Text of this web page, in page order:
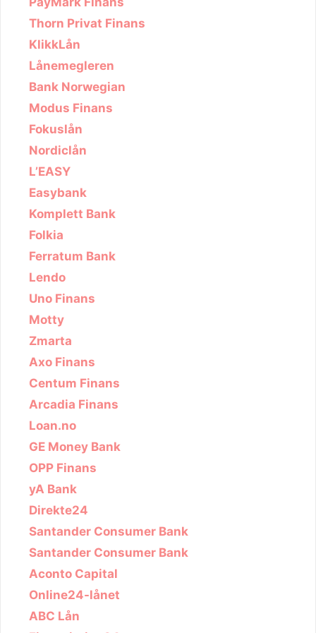
Thorn Privat Finans
KlikkLån
Lånemegleren
Bank Norwegian
Modus Finans
Fokuslån
Nordiclån
L’EASY
Easybank
Komplett Bank
Folkia
Ferratum Bank
Lendo
Uno Finans
Motty
Zmarta
Axo Finans
Centum Finans
Arcadia Finans
Loan.no
GE Money Bank
OPP Finans
yA Bank
Direkte24
Santander Consumer Bank
Santander Consumer Bank
Aconto Capital
Online24-lånet
ABC Lån